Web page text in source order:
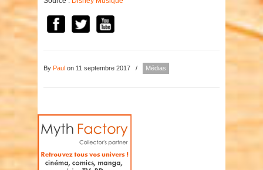
By Paul on 11 septembre 2017 / Médias